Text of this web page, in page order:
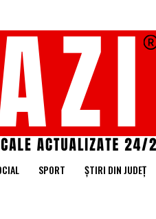
SPORT ȘTIRI DIN JUDEȚ